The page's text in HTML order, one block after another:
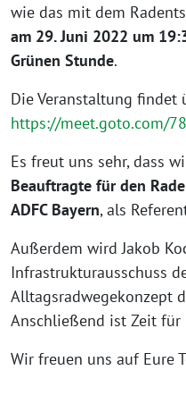
wie das mit dem
am 29. Juni 2022 um
Grünen Stunde.
Die Veranstaltung findet
https://meet.goto.com/
Es freut uns sehr, dass
Beauftragte für den
ADFC Bayern, als
Außerdem wird Jakob
Infrastrukturausschuss
Alltagsradwegekonzept
Anschließend ist Zeit für
Wir freuen uns auf Eure